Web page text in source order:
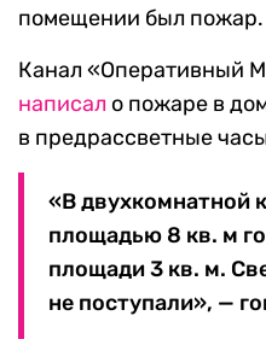
помещении был пожар.
Канал «Оперативный
написал о пожаре в
в предрассветные
«В двухкомнатной
площадью 8 кв. м
площади 3 кв. м.
не поступали», —